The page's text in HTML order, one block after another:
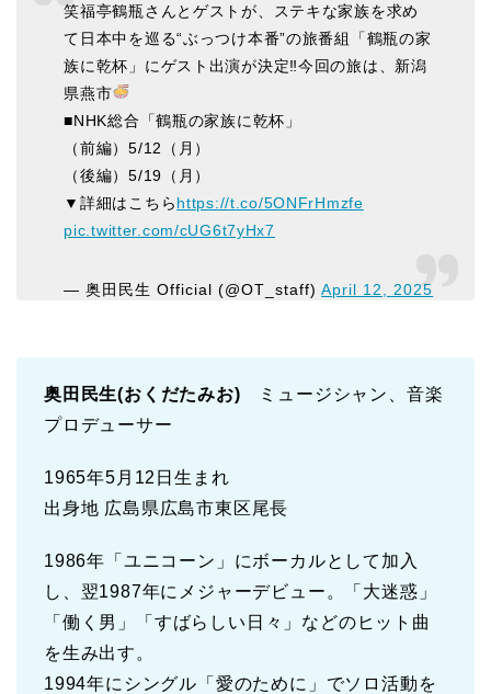
笑福亭鶴瓶さんとゲストが、ステキな家族を求め
て日本中を巡る“ぶっつけ本番”の旅番組「鶴瓶の家
族に乾杯」にゲスト出演が決定‼今回の旅は、新潟
県燕市
■NHK総合「鶴瓶の家族に乾杯」
（前編）5/12（月）
（後編）5/19（月）
▼詳細はこちらhttps://t.co/5ONFrHmzfe
pic.twitter.com/cUG6t7yHx7
— 奥田民生 Official (@OT_staff)April 12, 2025
奥田民生(おくだたみお) ミュージシャン、音楽
プロデューサー
1965年5月12日生まれ
出身地 広島県広島市東区尾長
1986年「ユニコーン」にボーカルとして加入
し、翌1987年にメジャーデビュー。「大迷惑」
「働く男」「すばらしい日々」などのヒット曲
を生み出す。
1994年にシングル「愛のために」でソロ活動を